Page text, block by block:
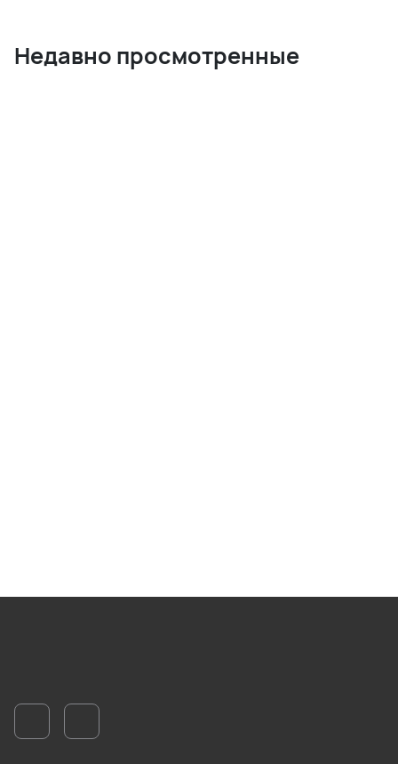
Недавно просмотренные